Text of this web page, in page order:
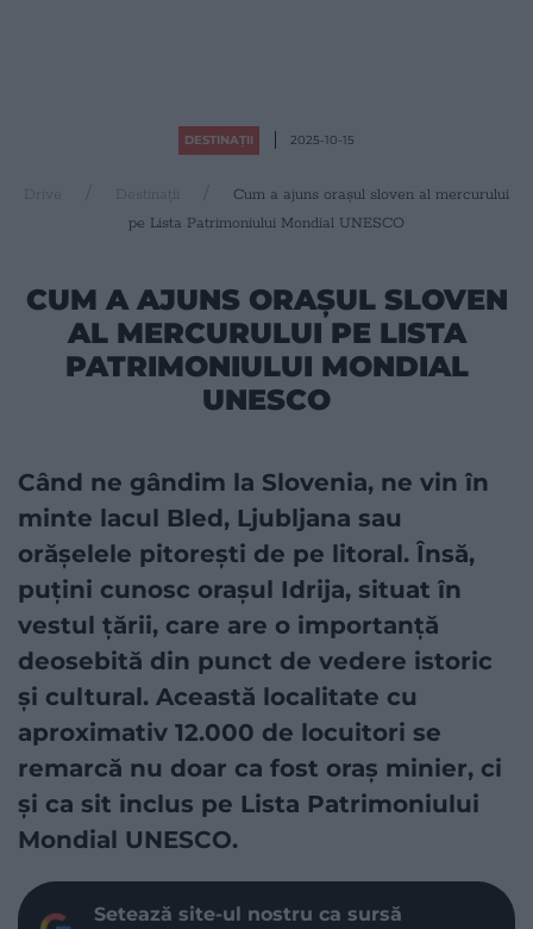
DESTINAȚII 2025-10-15
Drive
Cum a ajuns orașul sloven al mercurului
pe Lista Patrimoniului Mondial UNESCO
CUM A AJUNS ORAȘUL SLOVEN
AL MERCURULUI PE LISTA
PATRIMONIULUI MONDIAL
UNESCO
Când ne gândim la Slovenia, ne vin în
minte lacul Bled, Ljubljana sau
orășelele pitorești de pe litoral. Însă,
puțini cunosc orașul Idrija, situat în
vestul țării, care are o importanță
deosebită din punct de vedere istoric
și cultural. Această localitate cu
aproximativ 12.000 de locuitori se
remarcă nu doar ca fost oraș minier, ci
și ca sit inclus pe Lista Patrimoniului
Mondial UNESCO.
Setează site-ul nostru ca sursă